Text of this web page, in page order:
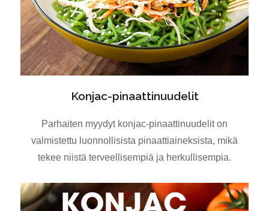
Konjac-pinaattinuudelit
Parhaiten myydyt konjac-pinaattinuudelit on
valmistettu luonnollisista pinaattiaineksista, mikä
tekee niistä terveellisempiä ja herkullisempia.